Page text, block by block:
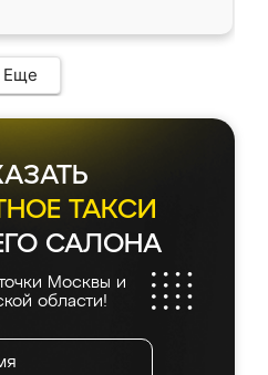
Еще
ТАКСИ
САЛОНА
Москвы и
области!